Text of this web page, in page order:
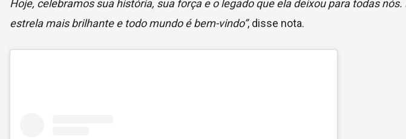
Hoje, celebramos sua história, sua força e o legado que ela deixou para todas
estrela mais brilhante e todo mundo é bem-vindo”, disse nota.